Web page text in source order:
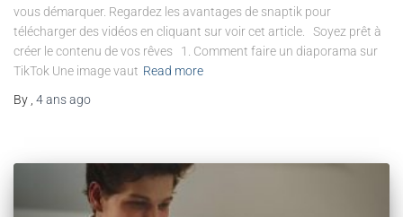
vous démarquer. Regardez les avantages de snaptik pour
télécharger des vidéos en cliquant sur voir cet article. Soyez prêt à
créer le contenu de vos rêves 1. Comment faire un diaporama sur
TikTok Une image vaut Read more
By 4 ansago